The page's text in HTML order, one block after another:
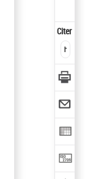
Citer